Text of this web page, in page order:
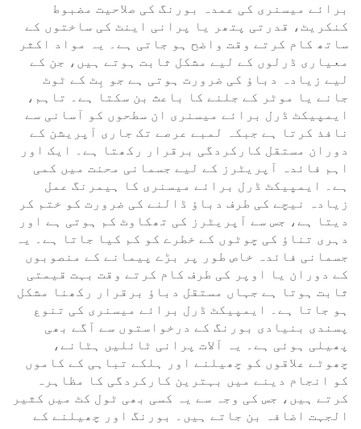
برائے میسنری کی عمدہ بورنگ کی صلاحیت مضبوط
کنکریٹ، قدرتی پتھر یا پرانی اینٹ کی ساختوں کے
ساتھ کام کرتے وقت واضح ہو جاتی ہے۔ یہ مواد اکثر
معیاری ڈرلوں کے لیے مشکل ثابت ہوتے ہیں، جن کے
لیے زیادہ دباؤ کی ضرورت ہوتی ہے جو بِٹ کے ٹوٹ
جانے یا موٹر کے جلنے کا باعث بن سکتا ہے۔ تاہم،
ایمپیکٹ ڈرل برائے میسنری ان سطحوں کو آسانی سے
نافذ کرتا ہے جبکہ لمبے عرصے تک جاری آپریشن کے
دوران مستقل کارکردگی برقرار رکھتا ہے۔ ایک اور
اہم فائدہ آپریٹرز کے لیے جسمانی محنت میں کمی
ہے۔ ایمپیکٹ ڈرل برائے میسنری کا ہیمرنگ عمل
زیادہ نیچے کی طرف دباؤ ڈالنے کی ضرورت کو ختم کر
دیتا ہے، جس سے آپریٹرز کی تھکاوٹ کم ہوتی ہے اور
دہری تناؤ کی چوٹوں کے خطرے کو کم کیا جاتا ہے۔ یہ
جسمانی فائدہ خاص طور پر بڑے پیمانے کے منصوبوں
کے دوران یا اوپر کی طرف کام کرتے وقت بہت قیمتی
ثابت ہوتا ہے جہاں مستقل دباؤ برقرار رکھنا مشکل
ہو جاتا ہے۔ ایمپیکٹ ڈرل برائے میسنری کی تنوع
پسندی بنیادی بورنگ کے درخواستوں سے آگے بھی
پھیلی ہوئی ہے۔ یہ آلات پرانی ٹائلیں ہٹانے،
چھوٹے علاقوں کو چھیلنے اور ہلکے تباہی کے کاموں
کو انجام دینے میں بہترین کارکردگی کا مظاہرہ
کرتے ہیں، جس کی وجہ سے یہ کسی بھی ٹول کٹ میں کثیر
الجہت اضافہ بن جاتے ہیں۔ بورنگ اور چھیلنے کے